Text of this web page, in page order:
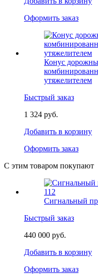
Оформить заказ
Конус
утяжелителем
Быстрый заказ
1 324 руб.
Добавить в корзину
Оформить заказ
С этим товаром покупают
Сигнальный
Быстрый заказ
440 000 руб.
Добавить в корзину
Оформить заказ